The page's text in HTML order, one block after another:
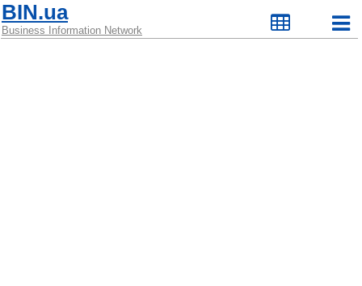
BIN.ua
Business Information Network